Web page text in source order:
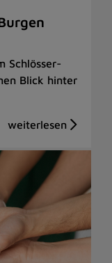
Schlösser-
Blick hinter